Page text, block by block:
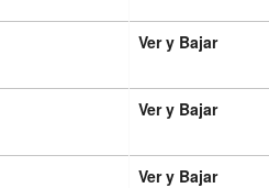
Ver y Bajar
Ver y Bajar
Ver y Bajar